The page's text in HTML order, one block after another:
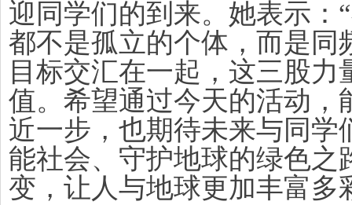
迎同学们的到来。她表示：
都不是孤立的个体，而是同
目标交汇在一起，这三股
值。希望通过今天的活动，
近一步，也期待未来与同学
能社会、守护地球的绿色之
变，让人与地球更加丰富多